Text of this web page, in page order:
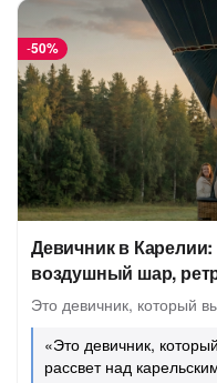
-50%
Девичник в
воздушный шар,
Это девичник, который
«Это девичник,
рассвет над